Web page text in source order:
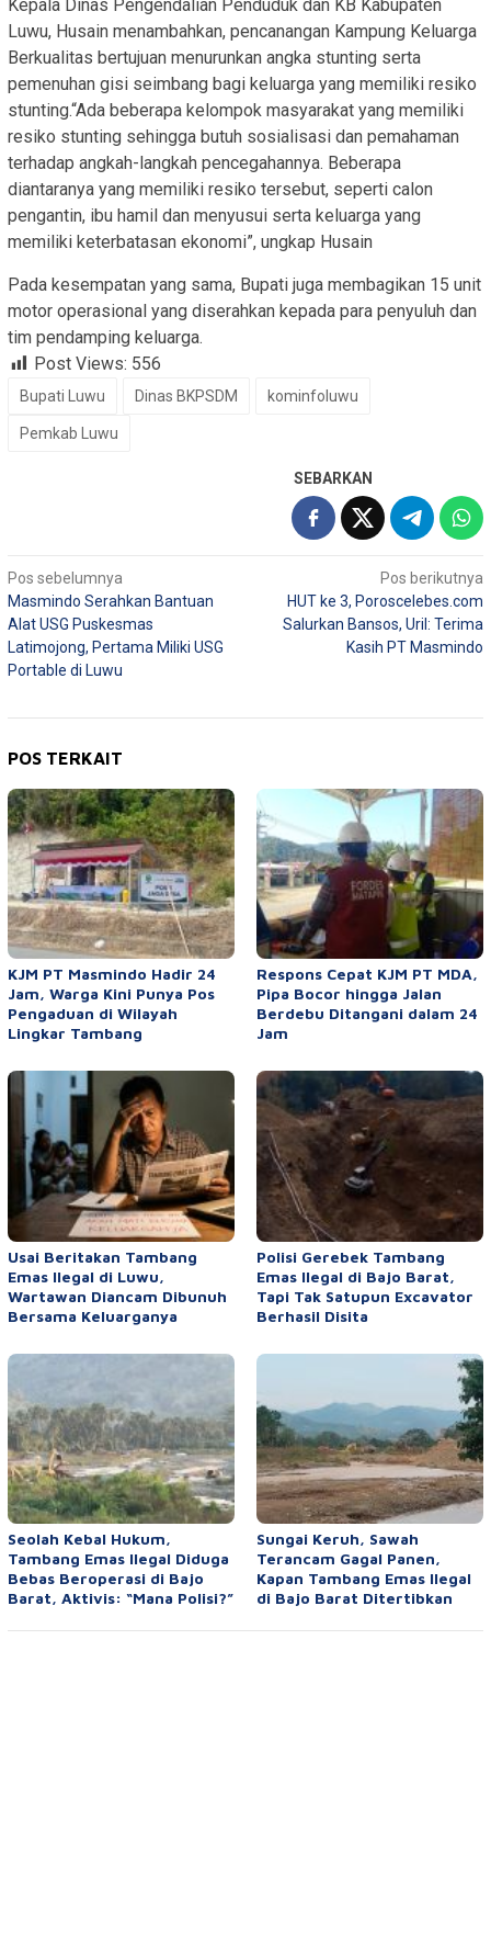
Kepala Dinas Pengendalian Penduduk dan KB Kabupaten
Luwu, Husain menambahkan, pencanangan Kampung Keluarga
Berkualitas bertujuan menurunkan angka stunting serta
pemenuhan gisi seimbang bagi keluarga yang memiliki resiko
stunting.“Ada beberapa kelompok masyarakat yang memiliki
resiko stunting sehingga butuh sosialisasi dan pemahaman
terhadap angkah-langkah pencegahannya. Beberapa
diantaranya yang memiliki resiko tersebut, seperti calon
pengantin, ibu hamil dan menyusui serta keluarga yang
memiliki keterbatasan ekonomi”, ungkap Husain
Pada kesempatan yang sama, Bupati juga membagikan 15 unit
motor operasional yang diserahkan kepada para penyuluh dan
tim pendamping keluarga.
Post Views: 556
Bupati Luwu Dinas BKPSDM kominfoluwu
Pemkab Luwu
SEBARKAN
Navigasi
pos
Pos sebelumnya
Masmindo Serahkan Bantuan
Alat USG Puskesmas
Latimojong, Pertama Miliki USG
Portable di Luwu
Pos berikutnya
HUT ke 3, Poroscelebes.com
Salurkan Bansos, Uril: Terima
Kasih PT Masmindo
POS TERKAIT
KJM PT Masmindo Hadir 24
Jam, Warga Kini Punya Pos
Pengaduan di Wilayah
Lingkar Tambang
Respons Cepat KJM PT MDA,
Pipa Bocor hingga Jalan
Berdebu Ditangani dalam 24
Jam
Usai Beritakan Tambang
Emas Ilegal di Luwu,
Wartawan Diancam Dibunuh
Bersama Keluarganya
Polisi Gerebek Tambang
Emas Ilegal di Bajo Barat,
Tapi Tak Satupun Excavator
Berhasil Disita
Seolah Kebal Hukum,
Tambang Emas Ilegal Diduga
Bebas Beroperasi di Bajo
Barat, Aktivis: “Mana Polisi?”
Sungai Keruh, Sawah
Terancam Gagal Panen,
Kapan Tambang Emas Ilegal
di Bajo Barat Ditertibkan